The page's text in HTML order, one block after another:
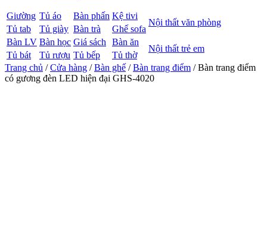
Giường Tủ áo Bàn phấn Kệ tivi
Nội thất văn phòng
Tủ tab Tủ giày Bàn trà
Ghế sofa
Bàn LV Bàn học Giá sách Bàn ăn
Nội thất trẻ em
Tủ bát Tủ rượu Tủ bếp
Tủ thờ
Trang chủ /Cửa hàng /Bàn ghế /Bàn trang điểm / Bàn trang điểm
có gương đèn LED hiện đại GHS-4020